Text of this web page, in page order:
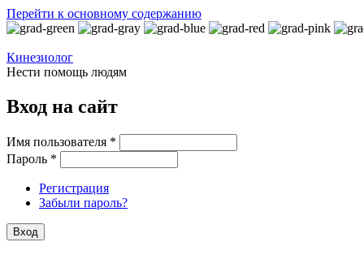
Перейти к основному содержанию
Кинезиолог
Нести помощь людям
Вход на сайт
Имя пользователя *
Пароль *
Регистрация
Забыли пароль?